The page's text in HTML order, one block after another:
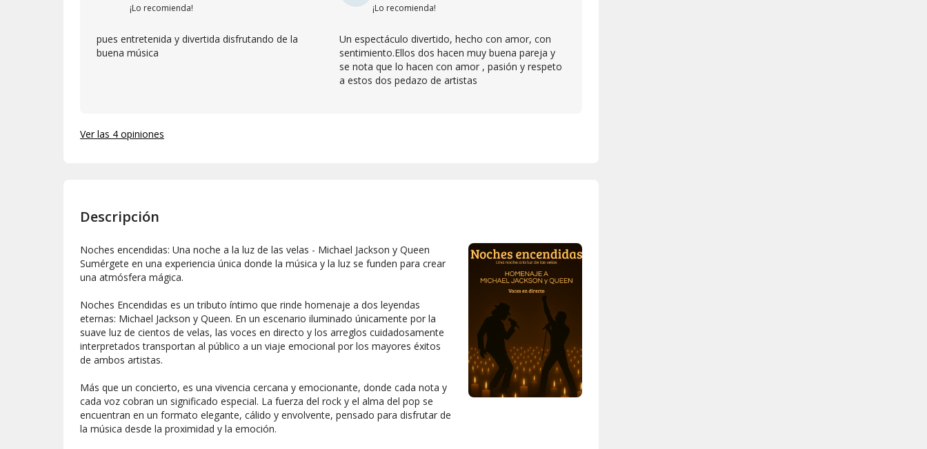
¡Lo recomienda!
pues entretenida y divertida disfrutando de la
buena música
¡Lo recomienda!
Un espectáculo divertido, hecho con amor, con
sentimiento.Ellos dos hacen muy buena pareja y
se nota que lo hacen con amor , pasión y respeto
a estos dos pedazo de artistas
Ver las 4 opiniones
Descripción
Noches encendidas: Una noche a la luz de las velas - Michael Jackson y Queen
Sumérgete en una experiencia única donde la música y la luz se funden para crear
una atmósfera mágica.
Noches Encendidas es un tributo íntimo que rinde homenaje a dos leyendas
eternas: Michael Jackson y Queen. En un escenario iluminado únicamente por la
suave luz de cientos de velas, las voces en directo y los arreglos cuidadosamente
interpretados transportan al público a un viaje emocional por los mayores éxitos
de ambos artistas.
Más que un concierto, es una vivencia cercana y emocionante, donde cada nota y
cada voz cobran un significado especial. La fuerza del rock y el alma del pop se
encuentran en un formato elegante, cálido y envolvente, pensado para disfrutar de
la música desde la proximidad y la emoción.